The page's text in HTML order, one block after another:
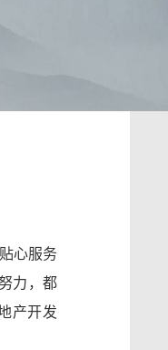
心服务
力，都
产开发